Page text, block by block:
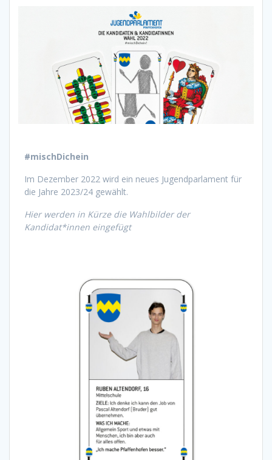
#mischDichein
Im Dezember 2022 wird ein neues Jugendparlament für
die Jahre 2023/24 gewählt.
Hier werden in Kürze die Wahlbilder der
Kandidat*innen eingefügt